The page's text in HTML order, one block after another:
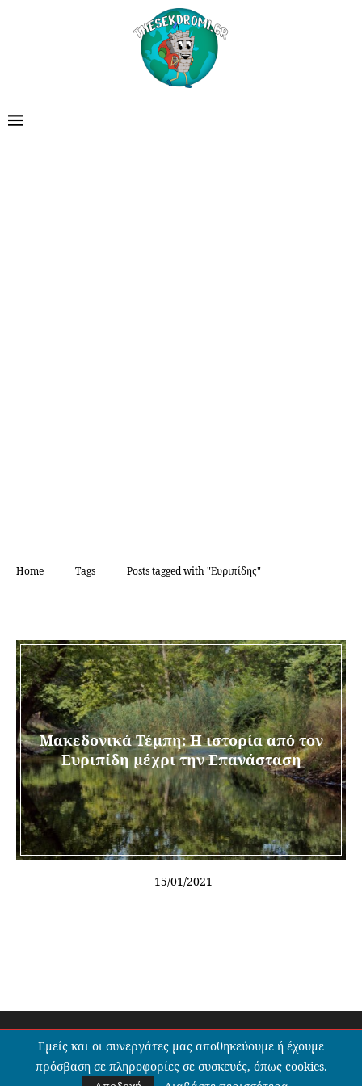
Home Tags Posts tagged with "Ευριπίδης"
Μακεδονικά Τέμπη: Η ιστορία από τον
Ευριπίδη μέχρι την Επανάσταση
15/01/2021
@2020 - All Right Reserved. Designed and Developed by Stavros
Gianniler and Kostantinos Papadopoulos>
BACK TO TOP
Εμείς και οι συνεργάτες μας αποθηκεύουμε ή έχουμε
πρόσβαση σε πληροφορίες σε συσκευές, όπως cookies.